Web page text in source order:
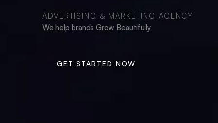
ADVERTISING & MARKETING AGENCY
We help brands Grow Beautifully
GET STARTED NOW